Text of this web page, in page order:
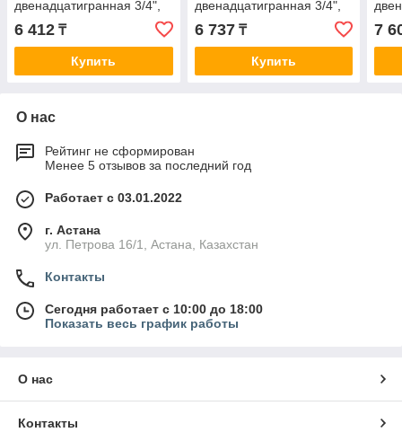
двенадцатигранная 3/4",
633022M
6 412 ₸
Купить
двенадцатигранная 3/4",
633024M
6 737₸
Купить
7
О нас
Рейтинг не сформирован
Менее 5 отзывов за последний год
Работает с 03.01.2022
г. Астана
ул. Петрова 16/1, Астана, Казахстан
Контакты
Сегодня работает с 10:00 до 18:00
Показать весь график работы
О нас
Контакты